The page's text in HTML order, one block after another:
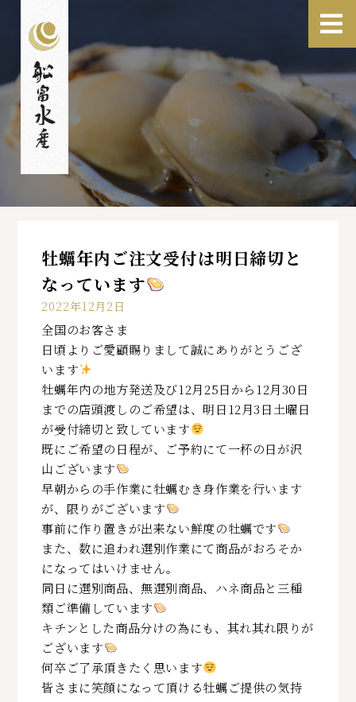
牡蠣年内ご注文受付は明日締切と
なっています
2022年12月2日
全国のお客さま
日頃よりご愛顧賜りまして誠にありがとうござ
います
牡蠣年内の地方発送及び12月25日から12月30日
までの店頭渡しのご希望は、明日12月3日土曜日
が受付締切と致しています
既にご希望の日程が、ご予約にて一杯の日が沢
山ございます
早朝からの手作業に牡蠣むき身作業を行います
が、限りがございます
事前に作り置きが出来ない鮮度の牡蠣です
また、数に追われ選別作業にて商品がおろそか
になってはいけません。
同日に選別商品、無選別商品、ハネ商品と三種
類ご準備しています
キチンとした商品分けの為にも、其れ其れ限りが
ございます
何卒ご了承頂きたく思います
皆さまに笑顔になって頂ける牡蠣ご提供の気持